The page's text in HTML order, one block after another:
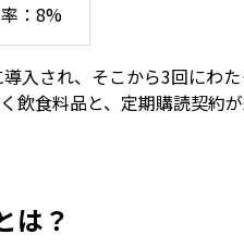
：8%
入され、そこから3回にわ
飲食料品と、定期購読契約
は？